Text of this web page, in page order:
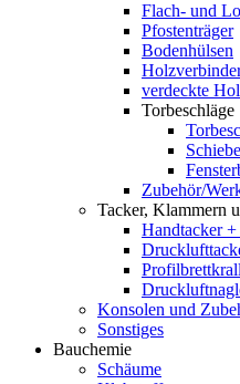
Flach- und
Pfostenträger
Bodenhülsen
verdeckte
Torbeschläge
Zubehör/
Tacker, Klammern
Handtacker
Konsolen und
Sonstiges
Bauchemie
Schäume